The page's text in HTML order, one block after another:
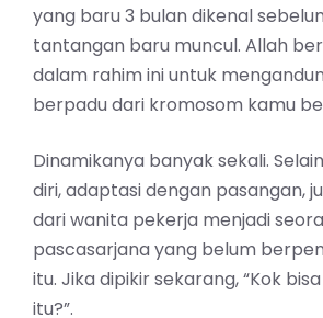
yang baru 3 bulan dikenal
tantangan baru muncul. Allah
dalam rahim ini untuk
berpadu dari kromosom kamu
Dinamikanya banyak sekali.
diri, adaptasi dengan pasangan,
dari wanita pekerja menjadi
pascasarjana yang belum
itu. Jika dipikir sekarang, “Kok
itu?”.